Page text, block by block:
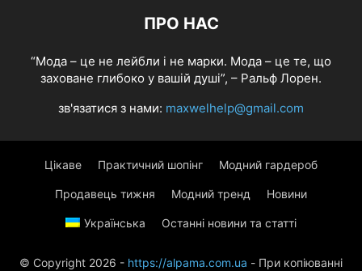
ПРО НАС
“Мода – це не лейбли і не марки. Мода – це те, що
заховане глибоко у вашій душі”, – Ральф Лорен.
зв'язатися з нами: maxwelhelp@gmail.com
Цікаве Практичний шопінг Модний гардероб
Продавець тижня Модний тренд Новини
Українська Останні новини та статті
© Copyright 2026 - https://alpama.com.ua - При копіюванні